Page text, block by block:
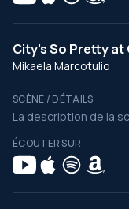
City's So Pretty at
Mikaela Marcotulio
SCÈNE / DÉTAILS
La description de la
ÉCOUTER SUR